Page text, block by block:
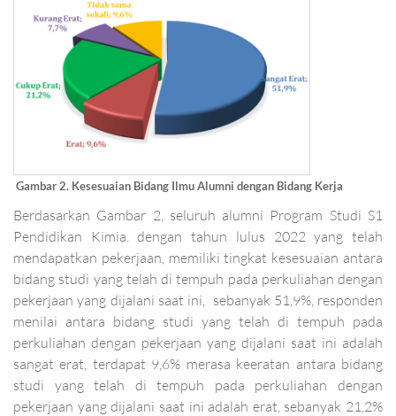
Gambar 2. Kesesuaian Bidang Ilmu Alumni dengan Bidang Kerja
Berdasarkan Gambar 2, seluruh alumni Program Studi S1
Pendidikan Kimia. dengan tahun lulus 2022 yang telah
mendapatkan pekerjaan, memiliki tingkat kesesuaian antara
bidang studi yang telah di tempuh pada perkuliahan dengan
pekerjaan yang dijalani saat ini, sebanyak 51,9%, responden
menilai antara bidang studi yang telah di tempuh pada
perkuliahan dengan pekerjaan yang dijalani saat ini adalah
sangat erat, terdapat 9,6% merasa keeratan antara bidang
studi yang telah di tempuh pada perkuliahan dengan
pekerjaan yang dijalani saat ini adalah erat, sebanyak 21,2%